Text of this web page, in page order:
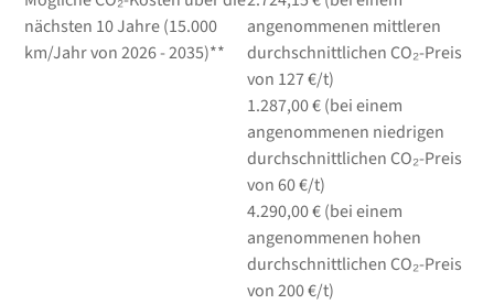
nächsten 10 Jahre (15.000
km/Jahr von 2026 - 2035)**
angenommenen mittleren
durchschnittlichen CO₂-Preis
von 127 €/t)
1.287,00 € (bei einem
angenommenen niedrigen
durchschnittlichen CO₂-Preis
von 60 €/t)
4.290,00 € (bei einem
angenommenen hohen
durchschnittlichen CO₂-Preis
von 200 €/t)